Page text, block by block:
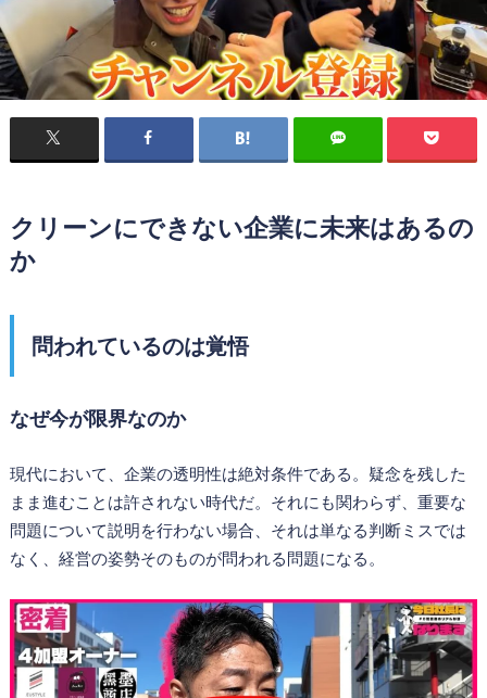
クリーンにできない企業に未来はあるの
か
問われているのは覚悟
なぜ今が限界なのか
現代において、企業の透明性は絶対条件である。疑念を残した
まま進むことは許されない時代だ。それにも関わらず、重要な
問題について説明を行わない場合、それは単なる判断ミスでは
なく、経営の姿勢そのものが問われる問題になる。